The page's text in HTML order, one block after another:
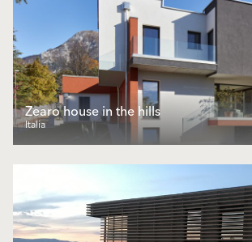
Zearo house in the hills
Italia